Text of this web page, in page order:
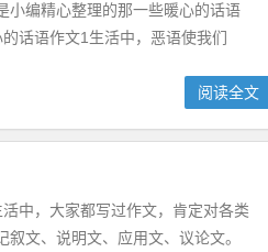
小编精心整理的那一些暖心的话语
话语作文1生活中，恶语使我们
阅读全文
中，大家都写过作文，肯定对各类
文、说明文、应用文、议论文。